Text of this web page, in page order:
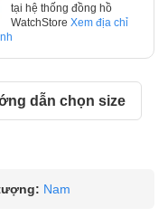
tại hệ thống đồng hồ
WatchStore Xem địa chỉ
dẫn chọn size
Nam